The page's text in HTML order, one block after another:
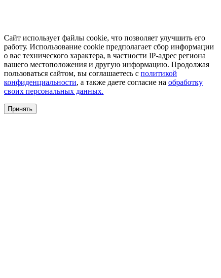
Сайт использует файлы cookie, что позволяет улучшить его
работу. Использование cookie предполагает сбор информации
о вас технического характера, в частности IP-адрес региона
вашего местоположения и другую информацию. Продолжая
пользоваться сайтом, вы соглашаетесь с политикой
конфиденциальности, а также даете согласие на обработку
своих персональных данных.
Принять